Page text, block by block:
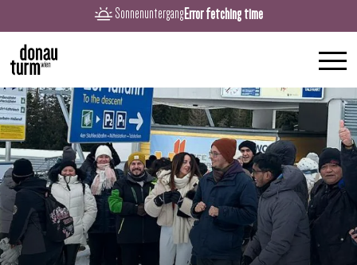
SonnenuntergangError fetching time